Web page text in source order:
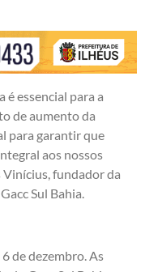
essencial para a
de aumento da
para garantir que
aos nossos
Vinícius, fundador da
Sul Bahia.
de dezembro. As